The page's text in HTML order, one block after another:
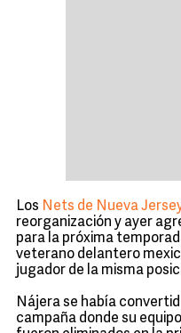
Los Nets de Nueva
reorganización y ayer
para la próxima
veterano delantero
jugador de la misma
Nájera se había
campaña donde su